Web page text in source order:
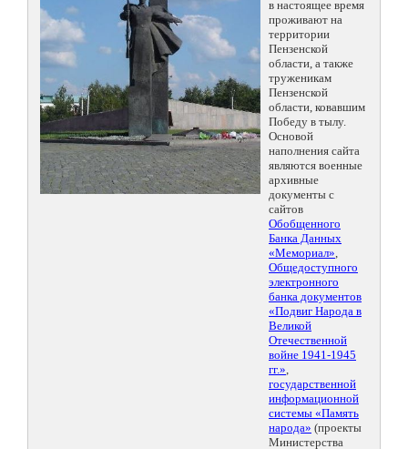
в настоящее время
проживают на
территории
Пензенской
области, а также
труженикам
Пензенской
области, ковавшим
Победу в тылу.
Основой
наполнения сайта
являются военные
архивные
документы с
сайтов
Обобщенного
Банка Данных
«Мемориал»,
Общедоступного
электронного
банка документов
«Подвиг Народа в
Великой
Отечественной
войне 1941-1945
гг.»,
государственной
информационной
системы «Память
народа» (проекты
Министерства